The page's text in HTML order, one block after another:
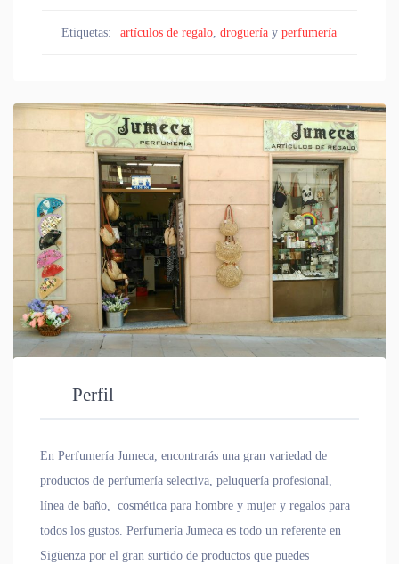
Perfil
En Perfumería Jumeca, encontrarás una gran variedad de
productos de perfumería selectiva, peluquería profesional,
línea de baño, cosmética para hombre y mujer y regalos para
todos los gustos. Perfumería Jumeca es todo un referente en
Sigüenza por el gran surtido de productos que puedes
Etiquetas: artículos de regalo droguería y perfumería